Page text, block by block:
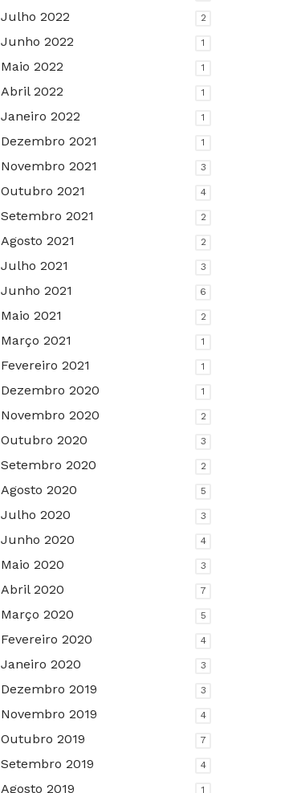
Julho 2022 2
Junho 2022 1
Maio 2022 1
Abril 2022 1
Janeiro 2022 1
Dezembro 2021 1
Novembro 2021 3
Outubro 2021 4
Setembro 2021 2
Agosto 2021 2
Julho 2021 3
Junho 2021 6
Maio 2021 2
Março 2021 1
Fevereiro 2021 1
Dezembro 2020 1
Novembro 2020 2
Outubro 2020 3
Setembro 2020 2
Agosto 2020 5
Julho 2020 3
Junho 2020 4
Maio 2020 3
Abril 2020 7
Março 2020 5
Fevereiro 2020 4
Janeiro 2020 3
Dezembro 2019 3
Novembro 2019 4
Outubro 2019 7
Setembro 2019 4
Agosto 2019 1